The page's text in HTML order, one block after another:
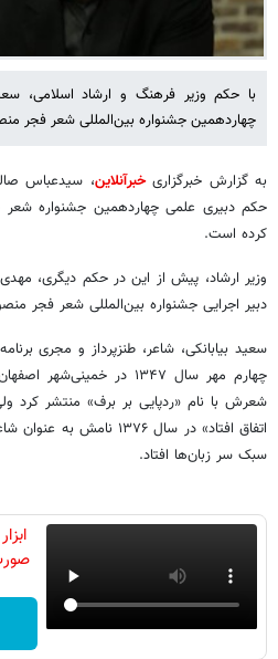
با حکم وزیر فرهنگ و ارشاد اسلامی،
چهاردهمین جشنواره بین‌المللی شعر فجر
به گزارش خبرگزاریخبرآنلاین، سیدعباس
حکم دبیری علمی چهاردهمین جشنواره شعر
کرده است.
وزیر ارشاد، پیش از این در حکم دیگری،
دبیر اجرایی جشنواره بین‌المللی شعر فجر
سعید بیابانکی، شاعر، طنزپرداز و مجری
شعرش با نام «ردپایی بر برف» منتشر کرد
اتفاق افتاد» در سال
سبک سر زبان‌ها افتاد.